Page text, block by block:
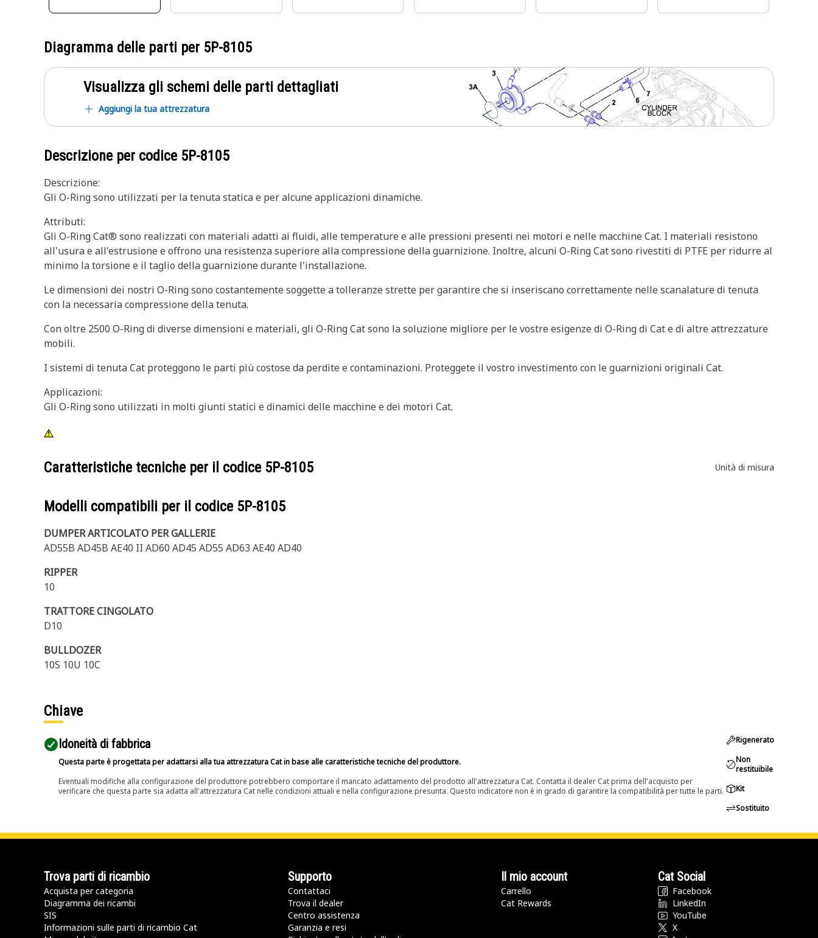
Diagramma delle parti per 5P-8105
Visualizza gli schemi delle parti dettagliati
Aggiungi la tua attrezzatura
Descrizione per codice 5P-8105
Descrizione:
Gli O-Ring sono utilizzati per la tenuta statica e per alcune applicazioni dinamiche.
Attributi:
Gli O-Ring Cat® sono realizzati con materiali adatti ai fluidi, alle temperature e alle pressioni presenti nei motori e nelle macchine Cat. I materiali resistono
all'usura e all'estrusione e offrono una resistenza superiore alla compressione della guarnizione. Inoltre, alcuni O-Ring Cat sono rivestiti di PTFE per ridurre al
minimo la torsione e il taglio della guarnizione durante l'installazione.
Le dimensioni dei nostri O-Ring sono costantemente soggette a tolleranze strette per garantire che si inseriscano correttamente nelle scanalature di tenuta
con la necessaria compressione della tenuta.
Con oltre 2500 O-Ring di diverse dimensioni e materiali, gli O-Ring Cat sono la soluzione migliore per le vostre esigenze di O-Ring di Cat e di altre attrezzature
mobili.
I sistemi di tenuta Cat proteggono le parti più costose da perdite e contaminazioni. Proteggete il vostro investimento con le guarnizioni originali Cat.
Applicazioni:
Gli O-Ring sono utilizzati in molti giunti statici e dinamici delle macchine e dei motori Cat.
Caratteristiche tecniche per il codice 5P-8105 Unità di misura
Modelli compatibili per il codice 5P-8105
DUMPER ARTICOLATO PER GALLERIE
AD55B AD45B AE40 II AD60 AD45 AD55 AD63 AE40 AD40
RIPPER
10
TRATTORE CINGOLATO
D10
BULLDOZER
10S 10U 10C
Chiave
Idoneità di fabbrica
Questa parte è progettata per adattarsi alla tua attrezzatura Cat in base alle caratteristiche tecniche del produttore.
Eventuali modifiche alla configurazione del produttore potrebbero comportare il mancato adattamento del prodotto all'attrezzatura Cat. Contatta il dealer Cat prima dell'acquisto per
verificare che questa parte sia adatta all'attrezzatura Cat nelle condizioni attuali e nella configurazione presunta. Questo indicatore non è in grado di garantire la compatibilità per tutte le parti.
Rigenerato
Non
restituibile
Kit
Sostituito
Trova parti di ricambio
Acquista per categoria
Diagramma dei ricambi
SIS
Informazioni sulle parti di ricambio Cat
Supporto
Contattaci
Trova il dealer
Centro assistenza
Garanzia e resi
Il mio account
Carrello
Cat Rewards
Cat Social
Facebook
LinkedIn
YouTube
X